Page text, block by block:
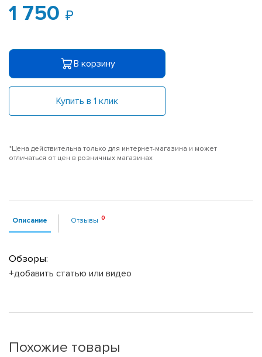
1 750
В корзину
Купить в 1 клик
*Цена действительна только для интернет-магазина и может
отличаться от цен в розничных магазинах
Описание Отзывы
Обзоры:
+добавить статью или видео
Похожие товары